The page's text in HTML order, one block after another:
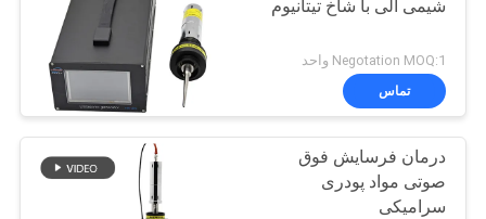
شیمی آلی با شاخ تیتانیوم
Negotation MOQ:1 واحد
تماس
درمان فرسایش فوق
صوتی مواد پودری
سرامیکی